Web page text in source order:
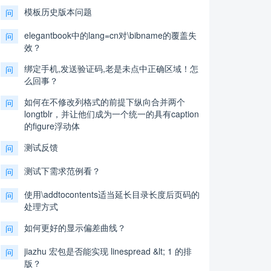
问 模板历史版本问题
问
elegantbook中的lang=cn对\bibname的覆盖失
效？
问
绑定手机,发送验证码,老是未点中正确区域！怎
么回事？
问
如何在不修改列格式的前提下纵向合并两个
longtblr，并让他们成为一个统一的具有caption
的figure浮动体
问 测试反馈
问 测试下需求范例看？
问
使用\addtocontents适当延长目录长度后页码的
处理方式
问 如何更好的显示偏差曲线？
问
jiazhu 宏包是否能实现 linespread &lt; 1 的排
版？